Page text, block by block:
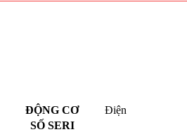
ĐỘNG CƠ
Điện
SỐ SERI